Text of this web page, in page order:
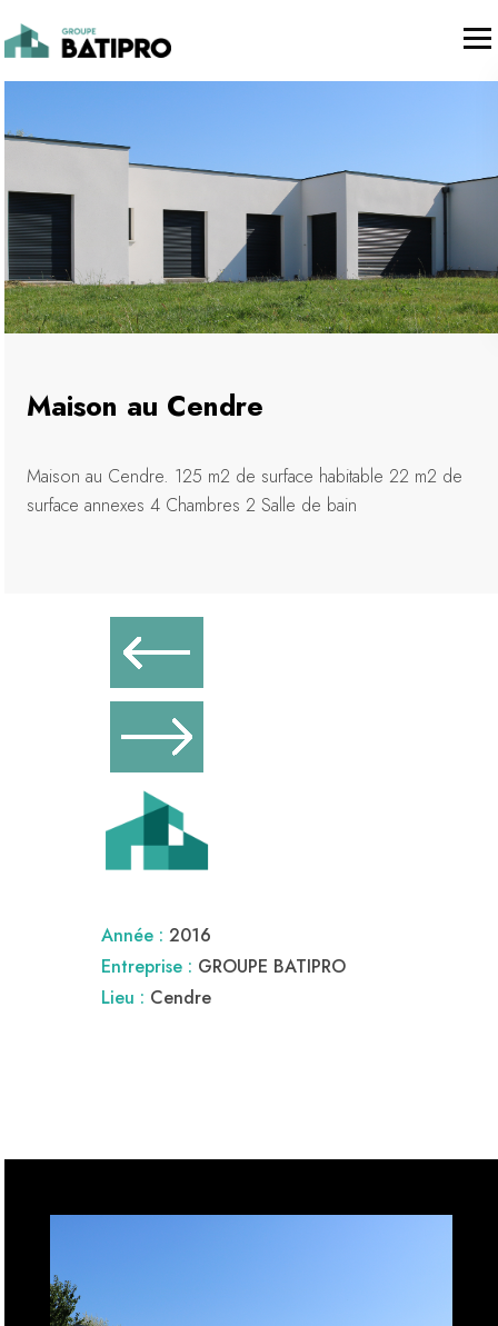
Maison au Cendre
Maison au Cendre. 125 m2 de surface habitable 22 m2 de
surface annexes 4 Chambres 2 Salle de bain
Année : 2016
Entreprise : GROUPE BATIPRO
Lieu : Cendre